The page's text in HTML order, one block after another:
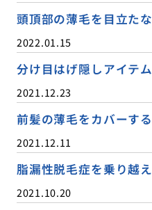
頭頂部の薄毛を目立た
2022.01.15
分け目はげ隠しアイテ
2021.12.23
前髪の薄毛をカバーす
2021.12.11
脂漏性脱毛症を乗り越
2021.10.20